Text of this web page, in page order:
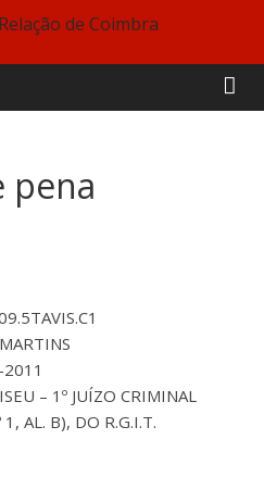
pena
– 1º JUÍZO CRIMINAL
1, AL. B), DO R.G.I.T.